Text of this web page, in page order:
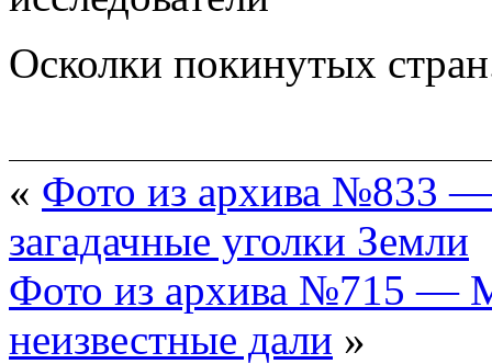
Осколки покинутых
« Фото из архива №833 —
загадачные уголки Земли
Фото из архива №715 —
неизвестные дали »